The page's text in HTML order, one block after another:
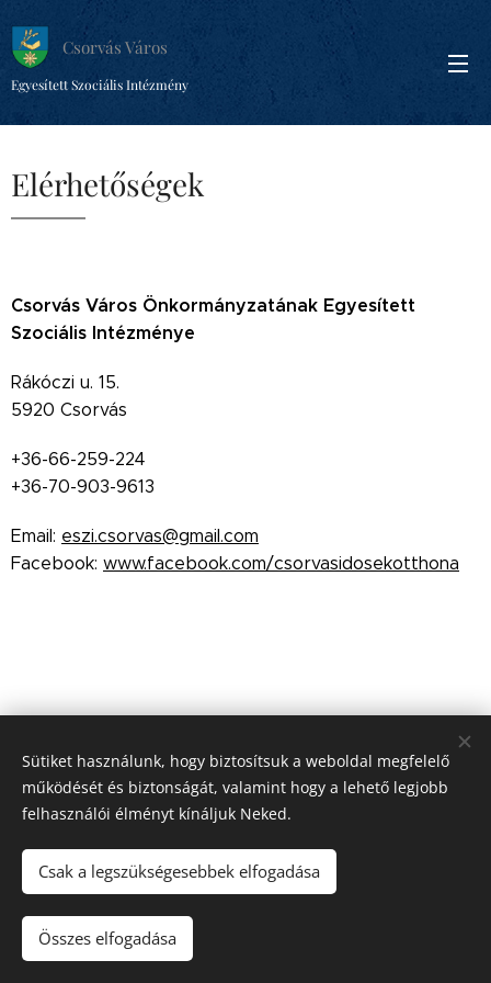
Csorvás Város
Egyesített Szociális Intézmény
Elérhetőségek
Csorvás Város Önkormányzatának Egyesített
Szociális Intézménye
Rákóczi u. 15.
5920 Csorvás
+36-66-259-224
+36-70-903-9613
Email: eszi.csorvas@gmail.com
Facebook: www.facebook.com/csorvasidosekotthona
Facebook
Sütiket használunk, hogy biztosítsuk a weboldal megfelelő
működését és biztonságát, valamint hogy a lehető legjobb
felhasználói élményt kínáljuk Neked.
Csak a legszükségesebbek elfogadása
Összes elfogadása